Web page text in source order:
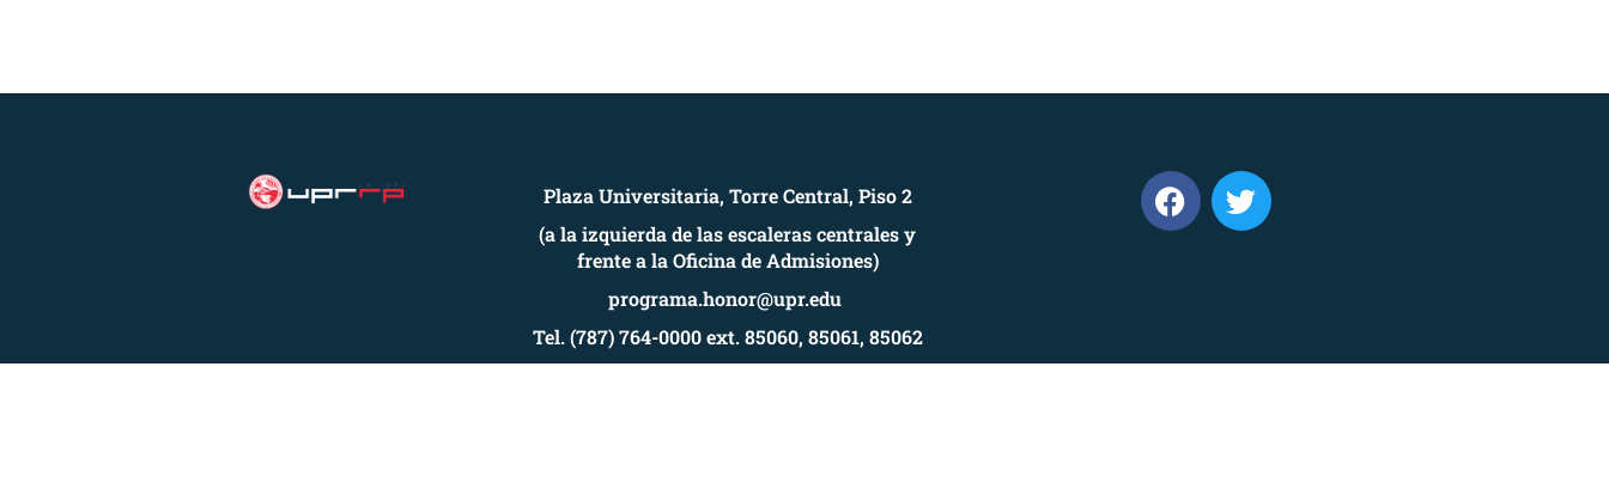
Plaza Universitaria, Torre Central, Piso 2
(a la izquierda de las escaleras centrales y
frente a la Oficina de Admisiones)
programa.honor@upr.edu
Tel. (787) 764-0000 ext. 85060, 85061, 85062